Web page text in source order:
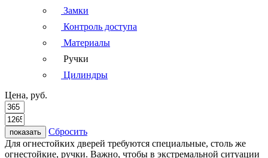
Замки
Контроль доступа
Материалы
Ручки
Цилиндры
Цена, руб.
показать
Сбросить
Для огнестойких дверей требуются специальные, столь же
огнестойкие, ручки. Важно, чтобы в экстремальной ситуации